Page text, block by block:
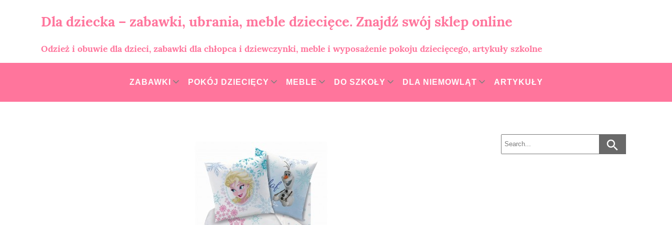
Dla dziecka – zabawki, ubrania, meble dziecięce. Znajdź swój sklep online
Odzież i obuwie dla dzieci, zabawki dla chłopca i dziewczynki, meble i wyposażenie pokoju dziecięcego, artykuły szkolne
ZABAWKI POKÓJ DZIECIĘCY MEBLE DO SZKOŁY DLA NIEMOWLĄT ARTYKUŁY